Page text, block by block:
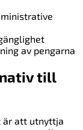
av pengarna
till
är att utnyttja